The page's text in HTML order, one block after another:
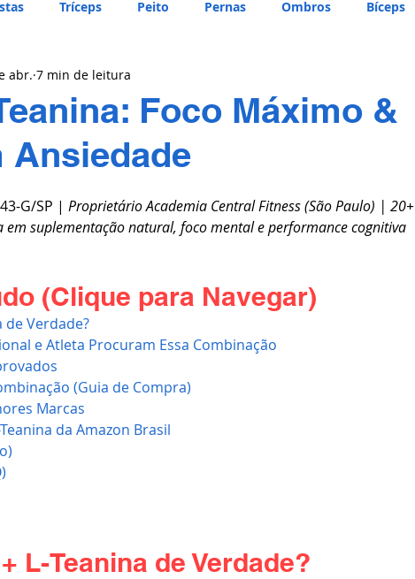
Tríceps Peito Pernas Ombros Bíceps
Foco Máximo &
Ansiedade
abr. 7 min de leitura
G/SP | Proprietário Academia Central Fitness (São Paulo) | 20+
em suplementação natural, foco mental e performance cognitiva
(Clique para Navegar)
de Verdade?
e Atleta Procuram Essa Combinação
(Guia de Compra)
Marcas
da Amazon Brasil
L-Teanina de Verdade?